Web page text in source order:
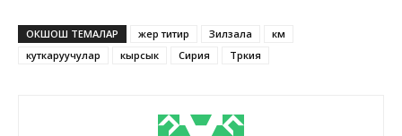
ОКШОШ ТЕМАЛАР жер титир Зилзала
км
куткаруучулар
кырсык Сирия Түркия